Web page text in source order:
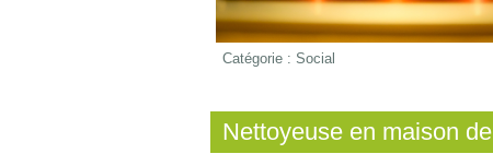
Catégorie : Social
Nettoyeuse en maison